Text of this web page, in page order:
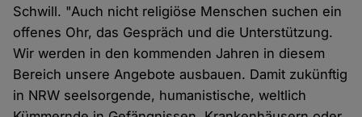
Schwill. "Auch nicht religiöse Menschen suchen ein
offenes Ohr, das Gespräch und die Unterstützung.
Wir werden in den kommenden Jahren in diesem
Bereich unsere Angebote ausbauen. Damit zukünftig
in NRW seelsorgende, humanistische, weltlich